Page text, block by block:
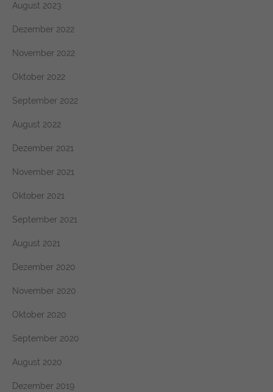
August 2023
Dezember 2022
November 2022
Oktober 2022
September 2022
August 2022
Dezember 2021
November 2021
Oktober 2021
September 2021
August 2021
Dezember 2020
November 2020
Oktober 2020
September 2020
August 2020
Dezember 2019